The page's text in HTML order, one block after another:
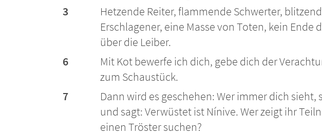
3
Hetzende Reiter, flammende Schwerter,
Erschlagener, eine Masse von Toten, kein Ende
über die Leiber.
6
Mit Kot bewerfe ich dich, gebe dich der
zum Schaustück.
7
Dann wird es geschehen: Wer immer dich
und sagt: Verwüstet ist Nínive. Wer zeigt ihr
einen Tröster suchen?